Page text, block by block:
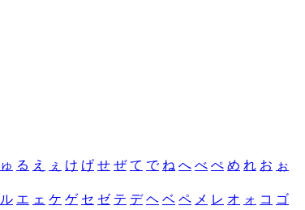
ゅ る え ぇ け げ せ ぜ て で ね へ べ ぺ め れ お ぉ
ル エ ェ ケ ゲ セ ゼ テ デ ヘ ベ ペ メ レ オ ォ コ ゴ